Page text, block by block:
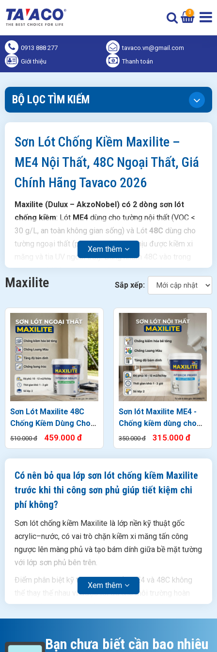
0
0913 888 277
tavaco.vn@gmail.com
Giới thiệu
Thanh toán
BỘ LỌC TÌM KIẾM
Sơn Lót Chống Kiềm Maxilite –
ME4 Nội Thất, 48C Ngoại Thất, Giá
Chính Hãng Tavaco 2026
Maxilite (Dulux – AkzoNobel) có 2 dòng sơn lót
chống kiềm: Lót ME4 dùng cho tường nội thất (VOC <
30 g/L, an toàn không gian sống) và Lót 48C dùng cho
tường ngoại thất (polymer cao hơn, chịu được kiềm xi
măng và tia UV ngoài trời). Dùng nhầm 48C vào trong
nhà hoặc ME4 ra ngoài trời đều làm giảm tuổi thọ hệ sơn
phủ bên trên hơn 50%. Giá tại đại lý cấp 1 Dulux:ME4
48C từ 1.340.000đ/15L.
Xem thêm
Maxilite Sắp xếp:
Sơn Lót Maxilite 48C
Chống Kiềm Dùng Cho
Tường Ngoài Trời
510.000 đ 459.000 đ
Sơn lót Maxilite ME4 -
Chống kiềm dùng cho
nội thất
350.000 đ 315.000 đ
Có nên bỏ qua lớp sơn lót chống kiềm Maxilite
trước khi thi công sơn phủ giúp tiết kiệm chi
phí không?
Sơn lót chống kiềm Maxilite là lớp nền kỹ thuật gốc
acrylic–nước, có vai trò chặn kiềm xi măng tấn công
ngược lên màng phủ và tạo bám dính giữa bề mặt tường
với lớp sơn phủ bên trên.
Điểm phân biệt kỹ thuật then chốt: ME4 và 48C không
thể thay thế nhau vì được tối ưu cho môi trường hoàn
toàn khác nhau – nồng độ kiềm trong nhà thấp hơn,
không có UV; ngoài trời kiềm cao hơn và chịu thêm tác
lớp sơn phủ bên trên mất hơn 50% tuổi thọ thiết kế, dù
Xem thêm
Bạn chưa biết cần bao nhiêu